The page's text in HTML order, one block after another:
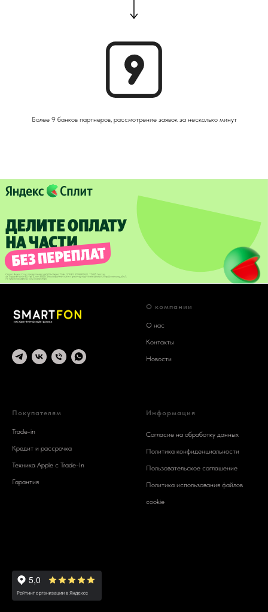
Более 9 банков партнеров, рассмотрение заявок за несколько минут
О компании
О нас
Контакты
Новости
Покупателям
Trade-in
Кредит и рассрочка
Техника Apple c Trade-In
Гарантия
Информация
Согласие на обработку данных
Политика конфиденциальности
Пользовательское соглашение
Политика использования файлов
cookie